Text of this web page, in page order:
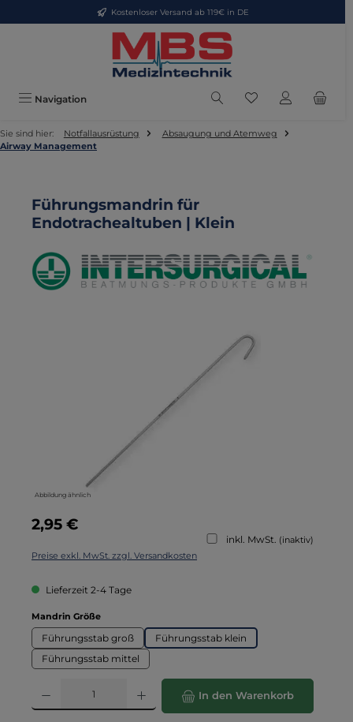
Zum Hauptinhalt springenKostenloser Versand ab 119€ in DE
Navigation Du hast 0
Sie sind hier: Notfallausrüstung
Absaugung und Atemweg
Airway Management
Führungsmandrin für
Endotrachealtuben | Klein
Abbildung ähnlich
Regulärer Preis:
2,95 €
inkl. MwSt. (inaktiv)
Preise exkl. MwSt. zzgl. Versandkosten
Lieferzeit 2-4 Tage
Mandrin Größeauswählen
Führungsstab groß
Führungsstab klein
Führungsstab mittel
Produkt Anzahl: Gib den gewünschten Wert ein oder benutze die
In den Warenkorb